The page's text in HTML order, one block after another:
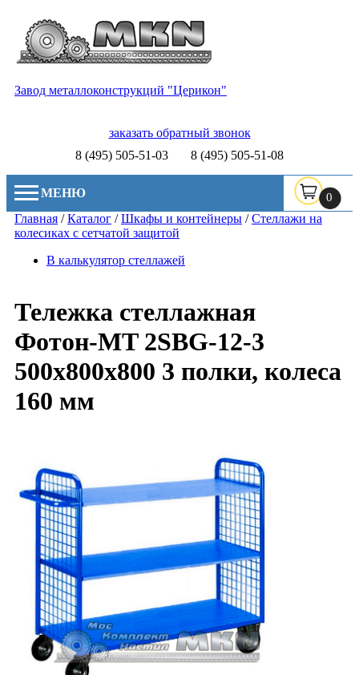
Завод металлоконструкций "Церикон"
заказать обратный звонок
8 (495) 505-51-03
8 (495) 505-51-08
0
МЕНЮ
Главная /Каталог /Шкафы и контейнеры /Стеллажи на
колесиках с сетчатой защитой
В калькулятор стеллажей
Тележка стеллажная
Фотон-MT 2SBG-12-3
500х800х800 3 полки, колеса
160 мм